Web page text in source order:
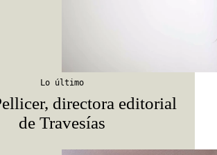
Lo último
directora editorial
de Travesías